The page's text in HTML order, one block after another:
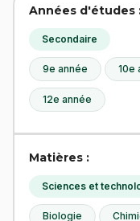
Années d'études
Secondaire
9e année 10e
12e année
Matières :
Sciences et
Biologie